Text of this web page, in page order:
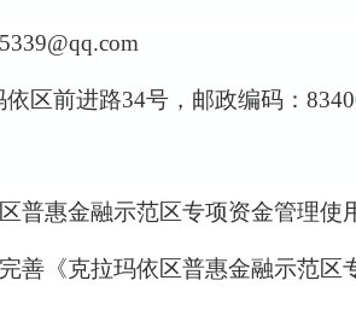
依区前进路34号 ，邮政编码：
普惠金融示范区专项资金管理使
善《克拉玛依区普惠金融示范区